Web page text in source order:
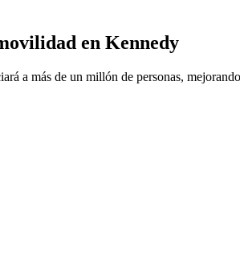
en Kennedy
a más de un millón de personas,